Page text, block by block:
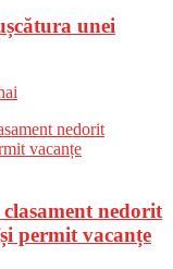
unei
nedorit
permit vacanțe